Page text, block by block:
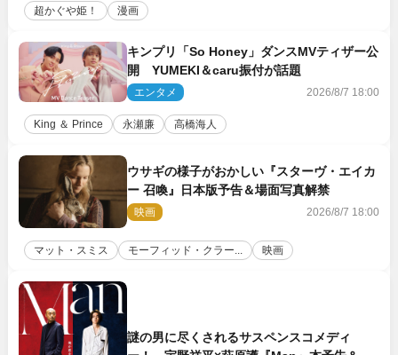
超かぐや姫！ 漫画
キンプリ「So Honey」ダンスMVティザー公
開 YUMEKI＆caru振付が話題
エンタメ 2026/8/7 18:00
King ＆ Prince 永瀬廉 高橋海人
ウサギの様子がおかしい『スターヴ・エイカ
ー 召喚』日本版予告＆場面写真解禁
映画 2026/8/7 18:00
マット・スミス モーフィッド・クラー... 映画
謎の男に尽くされるサスペンスコメディ